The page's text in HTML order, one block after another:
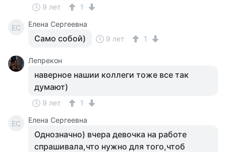
9 лет 1
ЕС Елена Сергеевна
Само собой) 9 лет 1
Лепрекон
наверное нашии коллеги тоже все так
думают)
9 лет 1
ЕС Елена Сергеевна
Однозначно) вчера девочка на работе
спрашивала,что нужно для того,чтоб